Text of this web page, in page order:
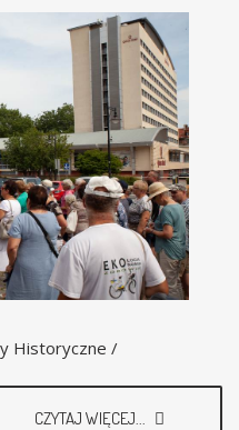
Historyczne /
CZYTAJ WIĘCEJ...